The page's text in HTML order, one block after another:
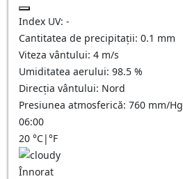
Index UV: -
Cantitatea de precipitații: 0.1 mm
Viteza vântului: 4 m/s
Umiditatea aerului: 98.5 %
Direcția vântului: Nord
Presiunea atmosferică: 760 mm/Hg
06:00
20 °C|°F
Înnorat